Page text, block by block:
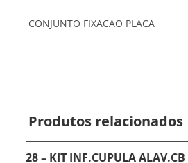
CONJUNTO FIXACAO PLACA
Produtos relacionados
28 – KIT INF.CUPULA